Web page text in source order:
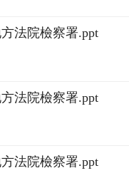
法院檢察署.ppt
法院檢察署.ppt
法院檢察署.ppt